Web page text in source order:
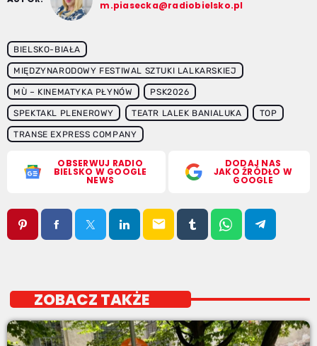
m.piasecka@radiobielsko.pl
BIELSKO-BIAŁA
MIĘDZYNARODOWY FESTIWAL SZTUKI LALKARSKIEJ
MÙ – KINEMATYKA PŁYNÓW PSK2026
SPEKTAKL PLENEROWY TEATR LALEK BANIALUKA TOP
TRANSE EXPRESS COMPANY
OBSERWUJ RADIO
BIELSKO W GOOGLE
NEWS
DODAJ NAS
JAKO ŹRÓDŁO W
GOOGLE
email
ZOBACZ TAKŻE